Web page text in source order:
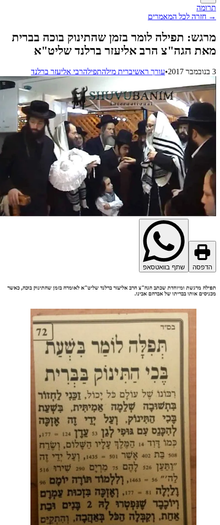
חזרה לכל המאמרים
תפילה לומר בזמן שהתינוק בוכה בברית
הגה"צ הרב אליעזר ברלנד שליט"א
•עורך ראשיברית מילהתפילהרבי אליעזר ברלנד
שתף בוואטסאפ
מרגשת ומיוחדת שכתב הגה"צ הרב אליעזר ברלנד שליט"א לאומרה בזמן שהתינוק בוכה, כאשר
אותו בבריתו של אברהם אבינו.